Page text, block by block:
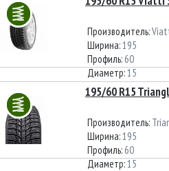
Производитель:
Ширина:195
Профиль: 60
Диаметр:15
195/60 R15
Производитель:
Ширина:195
Профиль: 60
Диаметр:15